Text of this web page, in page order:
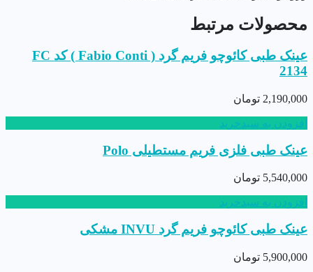
محصولات مرتبط
عینک طبی کائوچو فریم گرد ( Fabio Conti ) کد FC
2134
2,190,000 تومان
افزودن به سبدخرید
عینک طبی فلزی فریم مستطیلی Polo
5,540,000 تومان
افزودن به سبدخرید
عینک طبی کائوچو فریم گرد INVU مشکی
5,900,000 تومان